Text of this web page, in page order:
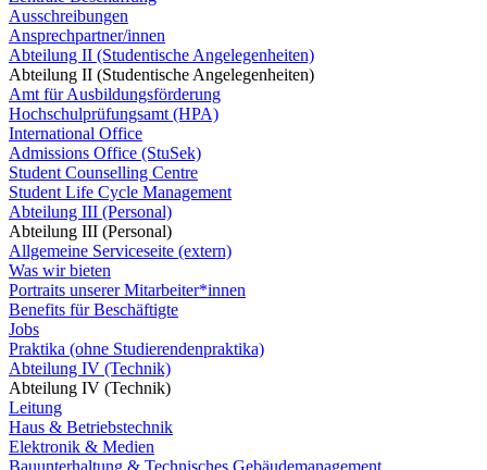
Ausschreibungen
Ansprechpartner/innen
Abteilung II (Studentische Angelegenheiten)
Abteilung II (Studentische Angelegenheiten)
Amt für Ausbildungsförderung
Hochschulprüfungsamt (HPA)
International Office
Admissions Office (StuSek)
Student Counselling Centre
Student Life Cycle Management
Abteilung III (Personal)
Abteilung III (Personal)
Allgemeine Serviceseite (extern)
Was wir bieten
Portraits unserer Mitarbeiter*innen
Benefits für Beschäftigte
Jobs
Praktika (ohne Studierendenpraktika)
Abteilung IV (Technik)
Abteilung IV (Technik)
Leitung
Haus & Betriebstechnik
Elektronik & Medien
Bauunterhaltung & Technisches Gebäudemanagement